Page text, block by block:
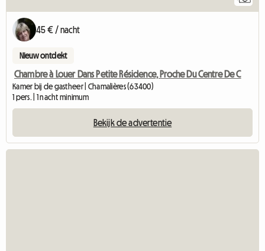
45 € / nacht
Nieuw ontdekt
Chambre à Louer Dans Petite Résidence, Proche Du Centre De C
Kamer bij de gastheer | Chamalières (63400)
1 pers. | 1 nacht minimum
Bekijk de advertentie